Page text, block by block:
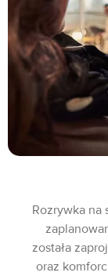
Rozrywka na
została
oraz